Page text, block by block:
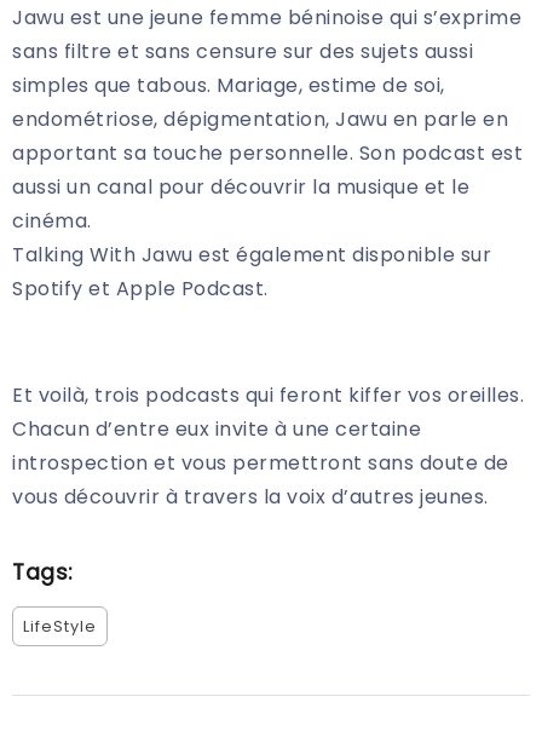
Jawu est une jeune femme béninoise qui s’exprime
sans filtre et sans censure sur des sujets aussi
simples que tabous. Mariage, estime de soi,
endométriose, dépigmentation, Jawu en parle en
apportant sa touche personnelle. Son podcast est
aussi un canal pour découvrir la musique et le
cinéma.
Talking With Jawu est également disponible sur
Spotify et Apple Podcast.
Et voilà, trois podcasts qui feront kiffer vos oreilles.
Chacun d’entre eux invite à une certaine
introspection et vous permettront sans doute de
vous découvrir à travers la voix d’autres jeunes.
Tags:
LifeStyle